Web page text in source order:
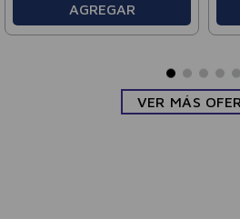
AGREGAR
VER MÁS